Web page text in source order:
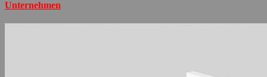
Unternehmen